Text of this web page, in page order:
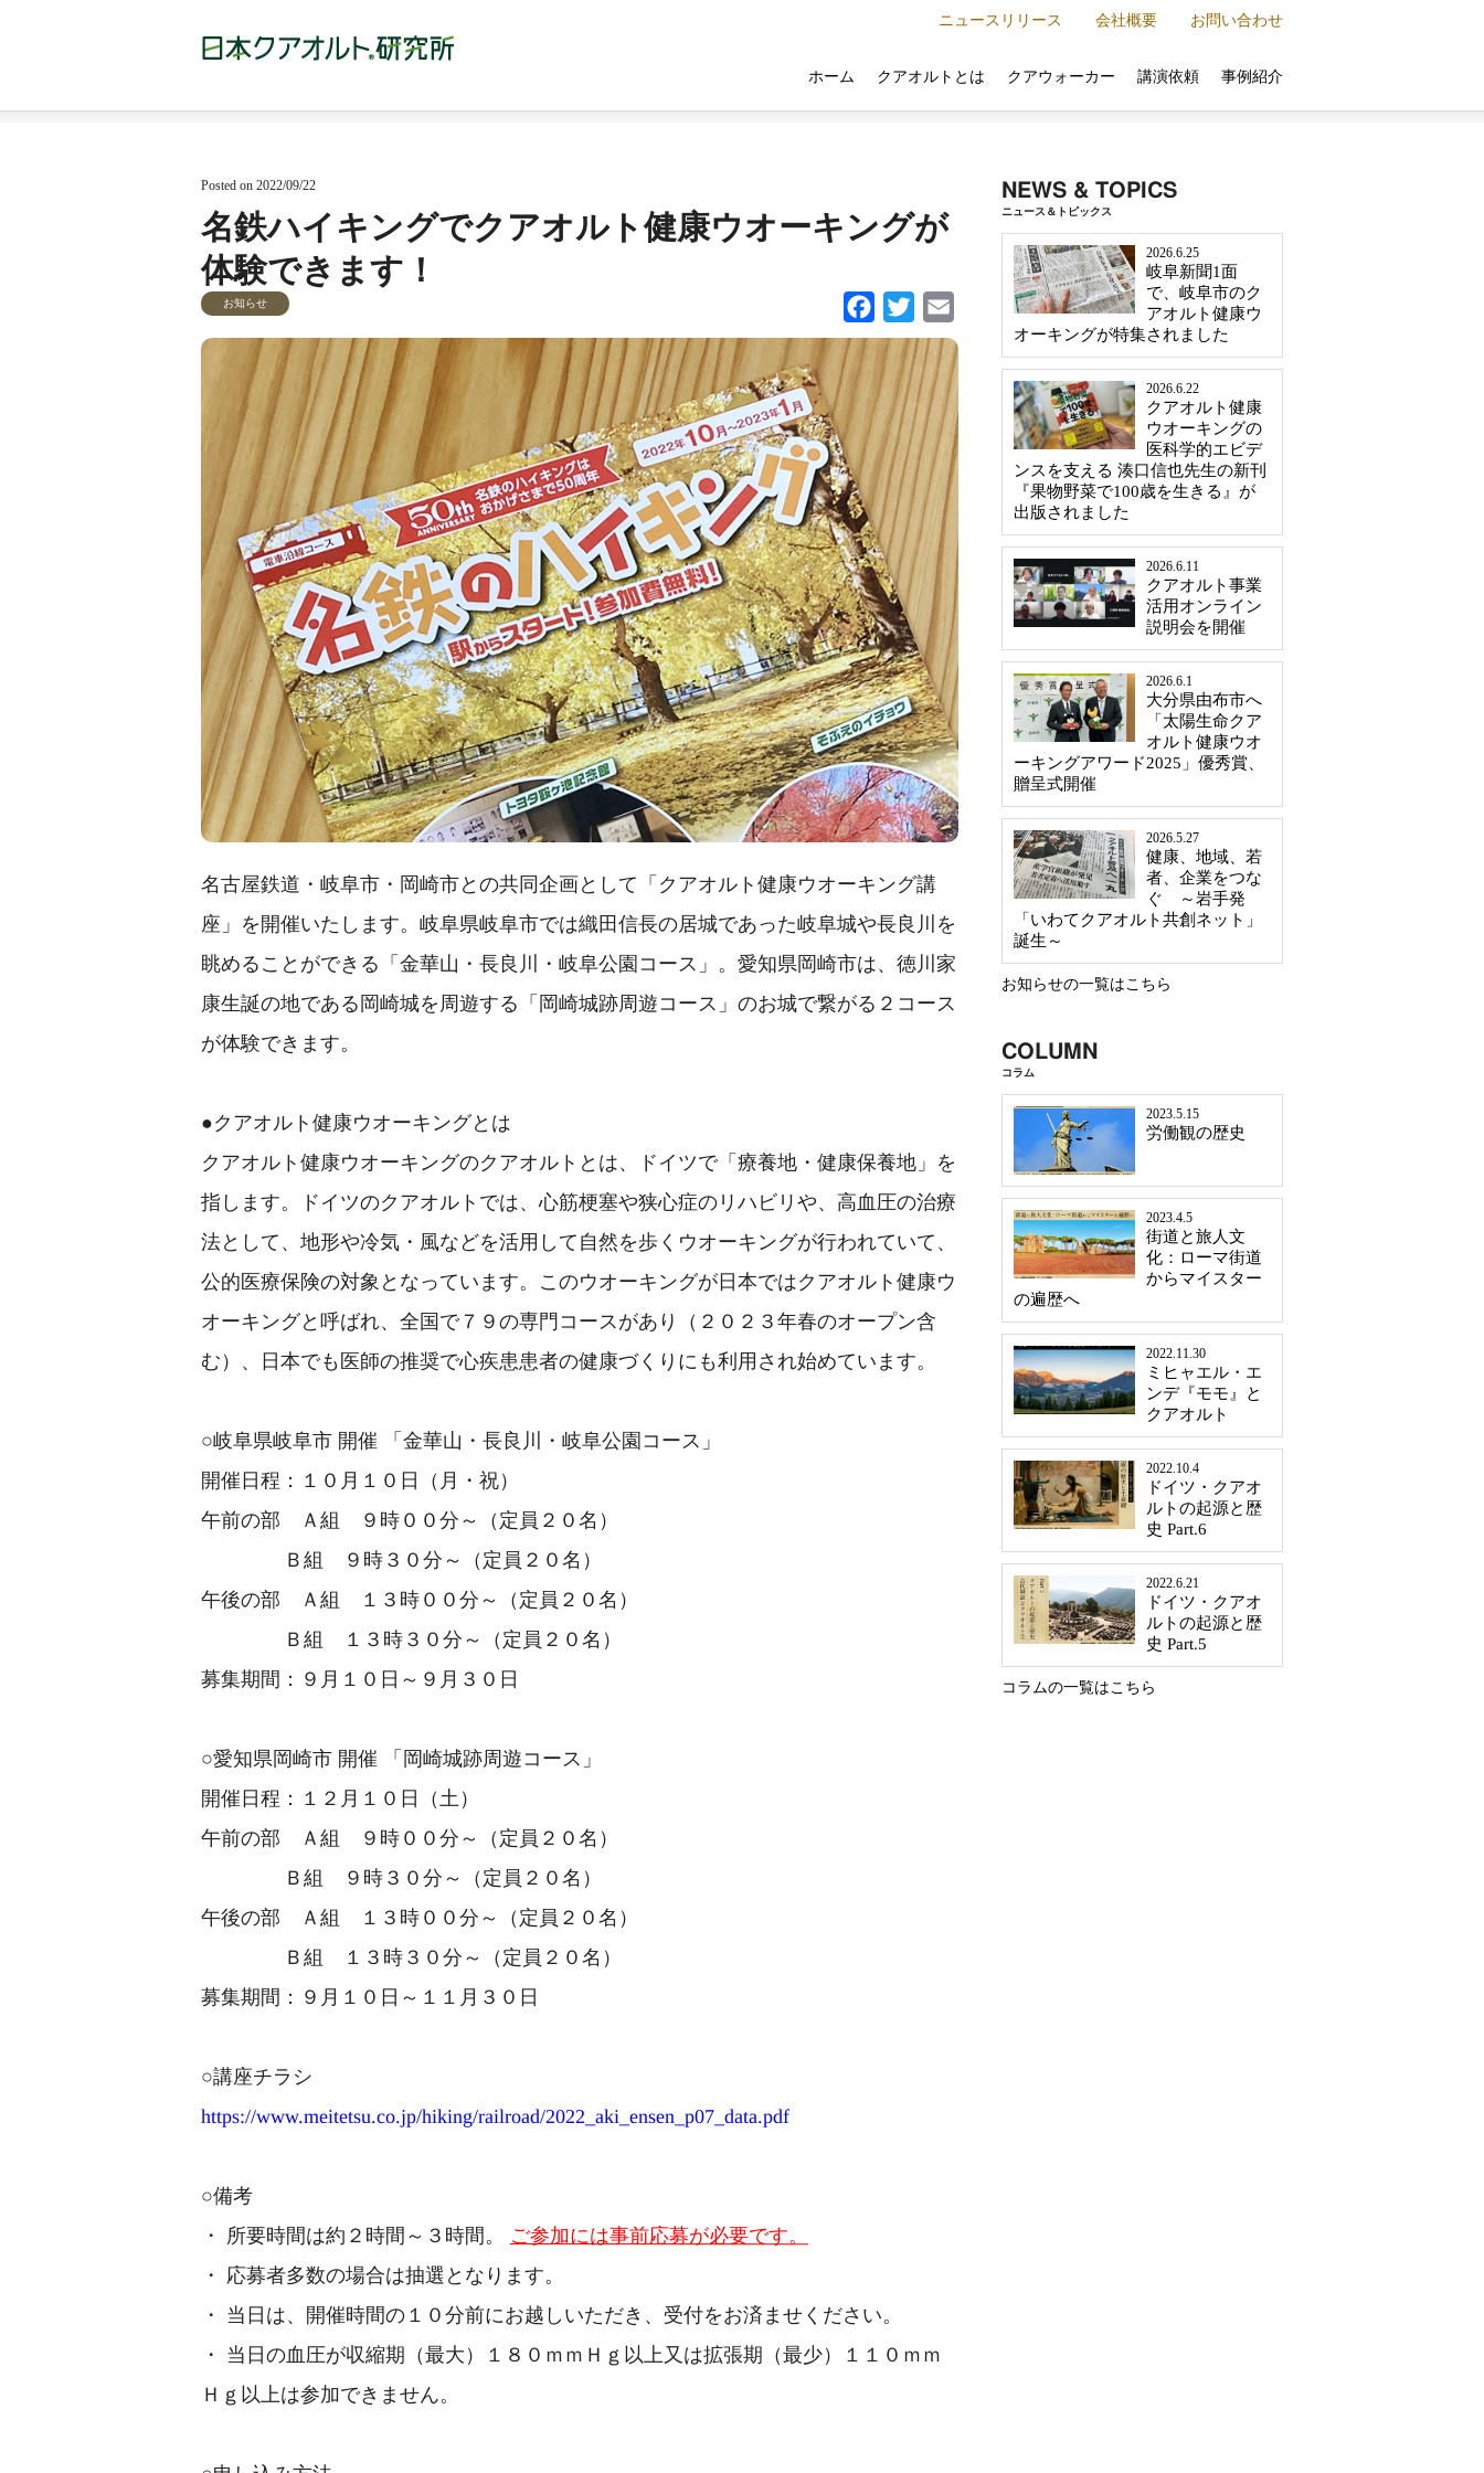
ホーム クアオルトとは クアウォーカー 講演依頼 事例紹介
ニュースリリース 会社概要 お問い合わせ
Posted on 2022/09/22
名鉄ハイキングでクアオルト健康ウオーキングが
体験できます！
Facebook Twitter
お知らせ
名古屋鉄道・岐阜市・岡崎市との共同企画として「クアオルト健康ウオーキング講
座」を開催いたします。岐阜県岐阜市では織田信長の居城であった岐阜城や長良川を
眺めることができる「金華山・長良川・岐阜公園コース」。愛知県岡崎市は、徳川家
康生誕の地である岡崎城を周遊する「岡崎城跡周遊コース」のお城で繋がる２コース
が体験できます。
●クアオルト健康ウオーキングとは
クアオルト健康ウオーキングのクアオルトとは、ドイツで「療養地・健康保養地」を
指します。ドイツのクアオルトでは、心筋梗塞や狭心症のリハビリや、高血圧の治療
法として、地形や冷気・風などを活用して自然を歩くウオーキングが行われていて、
公的医療保険の対象となっています。このウオーキングが日本ではクアオルト健康ウ
オーキングと呼ばれ、全国で７９の専門コースがあり（２０２３年春のオープン含
む）、日本でも医師の推奨で心疾患患者の健康づくりにも利用され始めています。
○岐阜県岐阜市 開催 「金華山・長良川・岐阜公園コース」
開催日程：１０月１０日（月・祝）
午前の部 Ａ組 ９時００分～（定員２０名）
Ｂ組 ９時３０分～（定員２０名）
午後の部 Ａ組 １３時００分～（定員２０名）
Ｂ組 １３時３０分～（定員２０名）
募集期間：９月１０日～９月３０日
○愛知県岡崎市 開催 「岡崎城跡周遊コース」
開催日程：１２月１０日（土）
午前の部 Ａ組 ９時００分～（定員２０名）
Ｂ組 ９時３０分～（定員２０名）
午後の部 Ａ組 １３時００分～（定員２０名）
Ｂ組 １３時３０分～（定員２０名）
募集期間：９月１０日～１１月３０日
○講座チラシ
https://www.meitetsu.co.jp/hiking/railroad/2022_aki_ensen_p07_data.pdf
○備考
・ 所要時間は約２時間～３時間。 ご参加には事前応募が必要です。
・ 応募者多数の場合は抽選となります。
・ 当日は、開催時間の１０分前にお越しいただき、受付をお済ませください。
・ 当日の血圧が収縮期（最大）１８０ｍｍＨｇ以上又は拡張期（最少）１１０ｍｍ
Ｈｇ以上は参加できません。
NEWS & TOPICS
ニュース＆トピックス
2026.6.25
岐阜新聞1面
で、岐阜市のク
アオルト健康ウ
オーキングが特集されました
2026.6.22
クアオルト健康
ウオーキングの
医科学的エビデ
ンスを支える 湊口信也先生の新刊
『果物野菜で100歳を生きる』が
出版されました
2026.6.11
クアオルト事業
活用オンライン
説明会を開催
2026.6.1
大分県由布市へ
「太陽生命クア
オルト健康ウオ
ーキングアワード2025」優秀賞、
贈呈式開催
2026.5.27
健康、地域、若
者、企業をつな
ぐ ～岩手発
「いわてクアオルト共創ネット」
誕生～
お知らせの一覧はこちら
COLUMN
コラム
2023.5.15
労働観の歴史
2023.4.5
街道と旅人文
化：ローマ街道
からマイスター
の遍歴へ
2022.11.30
ミヒャエル・エ
ンデ『モモ』と
クアオルト
2022.10.4
ドイツ・クアオ
ルトの起源と歴
史 Part.6
2022.6.21
ドイツ・クアオ
ルトの起源と歴
史 Part.5
コラムの一覧はこちら